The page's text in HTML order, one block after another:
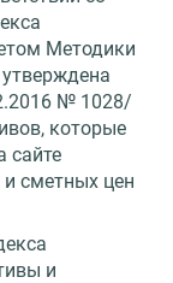
Методики
№ 1028/
которые
сайте
и сметных цен
и